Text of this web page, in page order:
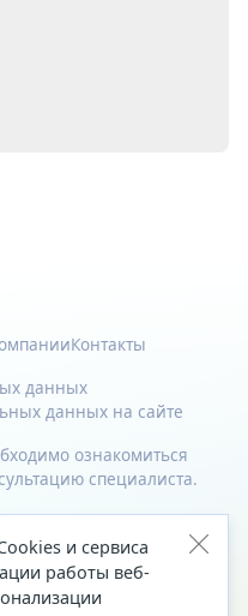
Контакты
данных
данных на сайте
ознакомиться
специалиста.
и сервиса
работы веб-